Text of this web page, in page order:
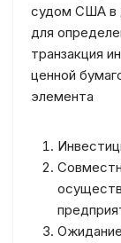
судом США в
для
транзакция
ценной
элемента